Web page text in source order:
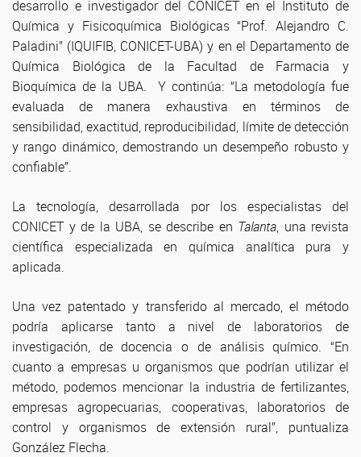
desarrollo e investigador del CONICET en el Instituto de
Química y Fisicoquímica Biológicas “Prof. Alejandro C.
Paladini” (IQUIFIB, CONICET-UBA) y en el Departamento de
Química Biológica de la Facultad de Farmacia y
Bioquímica de la UBA. Y continúa: “La metodología fue
evaluada de manera exhaustiva en términos de
sensibilidad, exactitud, reproducibilidad, límite de detección
y rango dinámico, demostrando un desempeño robusto y
confiable”.
La tecnología, desarrollada por los especialistas del
CONICET y de la UBA, se describe en Talanta, una revista
científica especializada en química analítica pura y
aplicada.
Una vez patentado y transferido al mercado, el método
podría aplicarse tanto a nivel de laboratorios de
investigación, de docencia o de análisis químico. “En
cuanto a empresas u organismos que podrían utilizar el
método, podemos mencionar la industria de fertilizantes,
empresas agropecuarias, cooperativas, laboratorios de
control y organismos de extensión rural”, puntualiza
González Flecha.